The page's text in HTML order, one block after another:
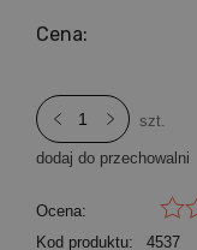
Cena:
szt.
dodaj do przechowalni
Ocena:
Kod produktu:
4537